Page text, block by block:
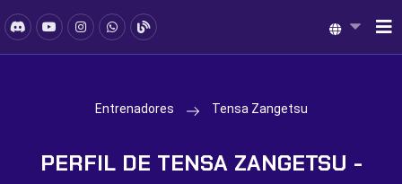
Entrenadores Tensa Zangetsu
PERFIL DE TENSA ZANGETSU -